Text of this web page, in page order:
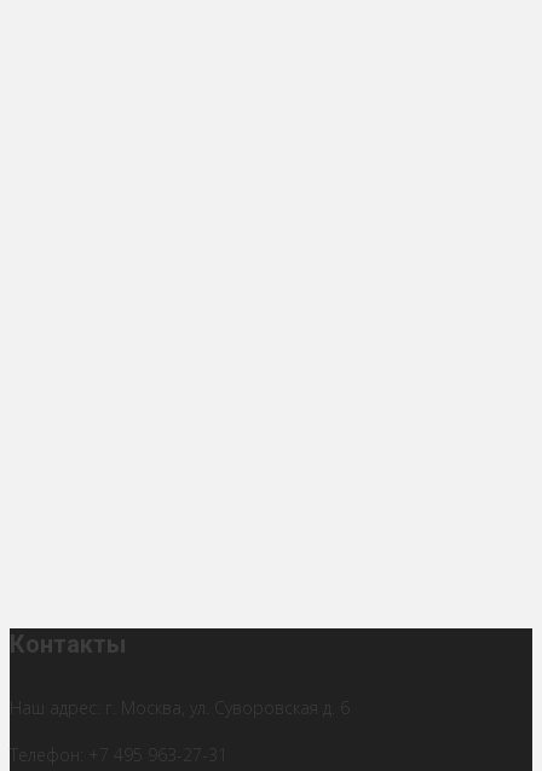
Контакты
Наш адрес: г. Москва, ул. Суворовская д. 6
Телефон: +7 495 963-27-31